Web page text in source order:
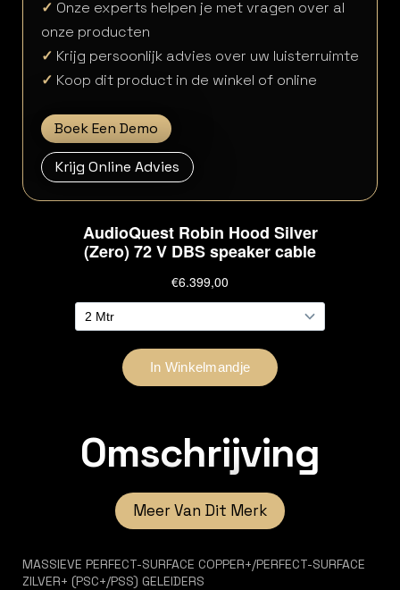
✓ Onze experts helpen je met vragen over al
onze producten
✓ Krijg persoonlijk advies over uw luisterruimte
✓ Koop dit product in de winkel of online
Boek Een Demo
Krijg Online Advies
Omschrijving
Meer Van Dit Merk
MASSIEVE PERFECT-SURFACE COPPER+/PERFECT-SURFACE
ZILVER+ (PSC+/PSS) GELEIDERS